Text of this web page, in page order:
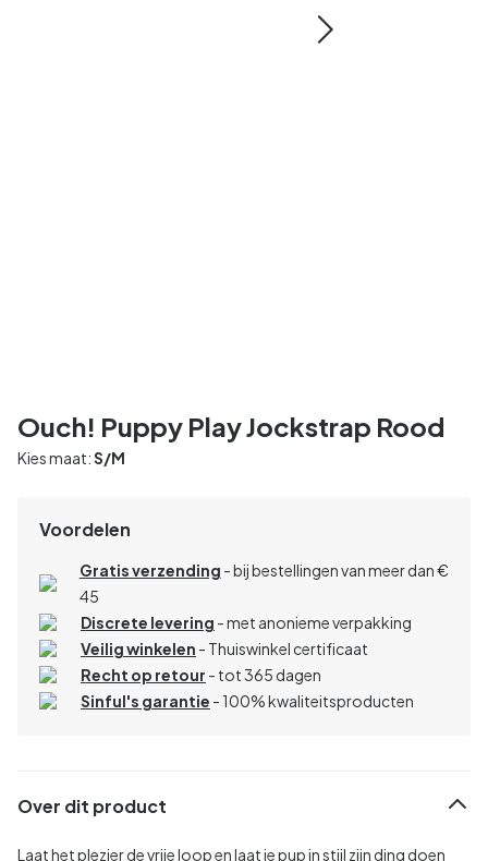
Ouch! Puppy Play Jockstrap Rood
Kies maat:S/M
Voordelen
Gratis verzending - bij bestellingen van meer dan €
45
Discrete levering - met anonieme verpakking
Veilig winkelen - Thuiswinkel certificaat
Recht op retour - tot 365 dagen
Sinful's garantie - 100% kwaliteitsproducten
Over dit product
Laat het plezier de vrije loop en laat je pup in stijl zijn ding doen